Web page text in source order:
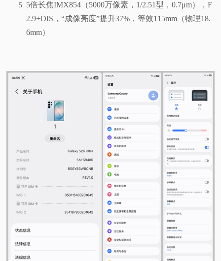
5倍长焦IMX854（5000万像素，1/2.51型，0.7μm），F
2.9+OIS，“成像亮度”提升37%，等效115mm（物理18.
6mm）